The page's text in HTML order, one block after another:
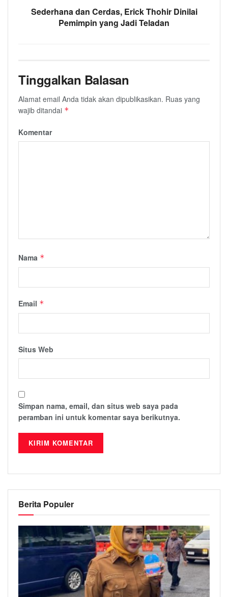
Sederhana dan Cerdas, Erick Thohir Dinilai
Pemimpin yang Jadi Teladan
Tinggalkan Balasan
Alamat email Anda tidak akan dipublikasikan. Ruas yang
wajib ditandai *
Komentar
Nama *
Email *
Situs Web
Simpan nama, email, dan situs web saya pada
peramban ini untuk komentar saya berikutnya.
Berita Populer